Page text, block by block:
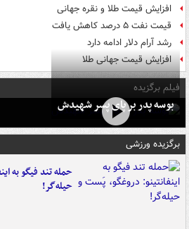
افزایش قیمت طلا و نقره جهانی
قیمت نفت ۵ درصد کاهش یافت
رشد آرام دلار ادامه دارد
افزایش قیمت جهانی طلا
فیلم برگزیده
بوسه‌ پدر بر پای پسر شهیدش
برگزیده ورزشی
حمله تند فیگو به
حیله‌گر!